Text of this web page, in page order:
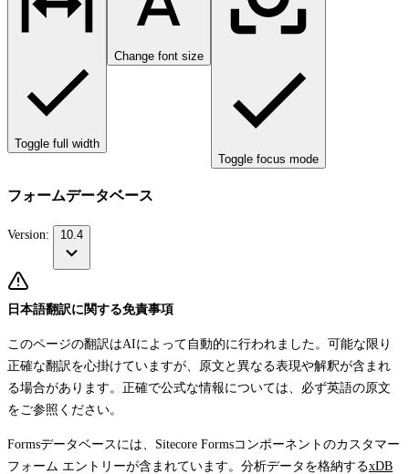
Toggle full width
Change font size
Toggle focus mode
フォームデータベース
Version: 10.4
日本語翻訳に関する免責事項
このページの翻訳はAIによって自動的に行われました。可能な限り
正確な翻訳を心掛けていますが、原文と異なる表現や解釈が含まれ
る場合があります。正確で公式な情報については、必ず英語の原文
をご参照ください。
Formsデータベースには、Sitecore Formsコンポーネントのカスタマー
フォーム エントリーが含まれています。分析データを格納するxDB